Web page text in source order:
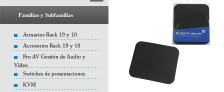
Familias y Subfamilias
Armarios Rack 19 y 10
Accesorios Rack 19 y 10
Pro AV Gestión de Audio y
Vídeo
Switches de presentaciones
KVM